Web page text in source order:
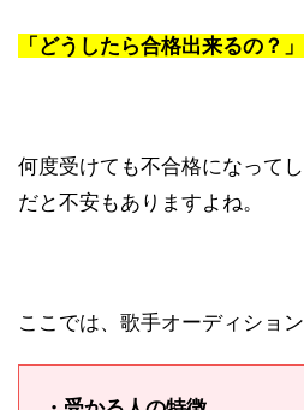
「どうしたら合格出来るの？」
何度受けても不合格になって
だと不安もありますよね。
ここでは、歌手オーディショ